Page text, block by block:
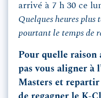
arrivé à 7 h 30 ce
Quelques heures
pourtant le temps de
Pour quelle raison
pas vous aligner à
Masters et repartir